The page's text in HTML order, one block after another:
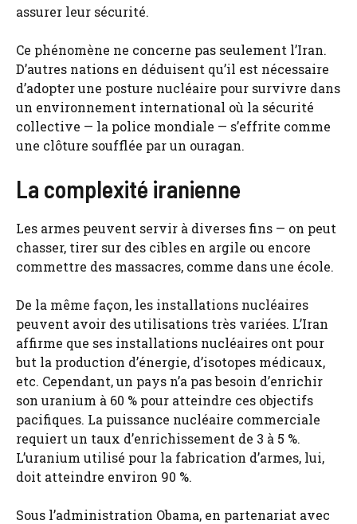
assurer leur sécurité.
Ce phénomène ne concerne pas seulement l’Iran.
D’autres nations en déduisent qu’il est nécessaire
d’adopter une posture nucléaire pour survivre dans
un environnement international où la sécurité
collective — la police mondiale — s’effrite comme
une clôture soufflée par un ouragan.
La complexité iranienne
Les armes peuvent servir à diverses fins — on peut
chasser, tirer sur des cibles en argile ou encore
commettre des massacres, comme dans une école.
De la même façon, les installations nucléaires
peuvent avoir des utilisations très variées. L’Iran
affirme que ses installations nucléaires ont pour
but la production d’énergie, d’isotopes médicaux,
etc. Cependant, un pays n’a pas besoin d’enrichir
son uranium à 60 % pour atteindre ces objectifs
pacifiques. La puissance nucléaire commerciale
requiert un taux d’enrichissement de 3 à 5 %.
L’uranium utilisé pour la fabrication d’armes, lui,
doit atteindre environ 90 %.
Sous l’administration Obama, en partenariat avec